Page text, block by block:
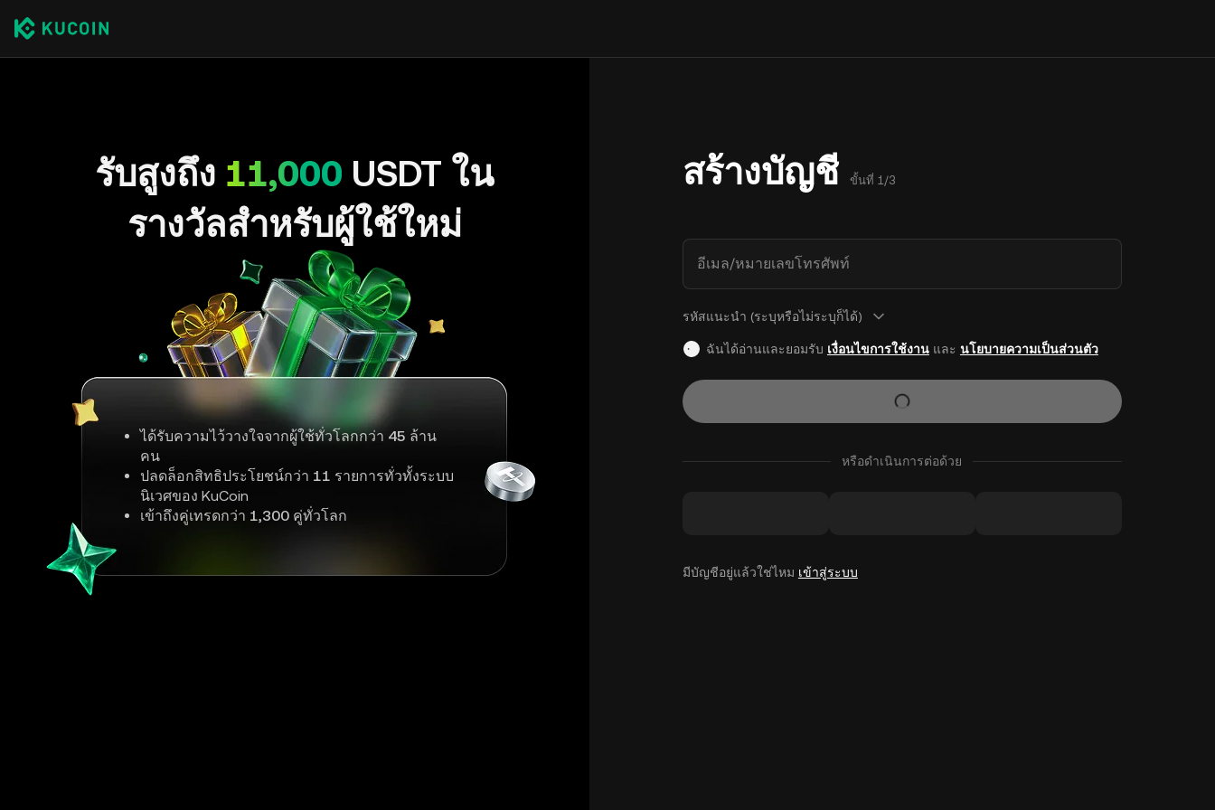
รับสูงถึง 11,000 USDT ใน
รางวัลสำหรับผู้ใช้ใหม่
ได้รับความไว้วางใจจากผู้ใช้ทั่วโลกกว่า 45 ล้าน
คน
ปลดล็อกสิทธิประโยชน์กว่า 11 รายการทั่วทั้งระบบ
นิเวศของ KuCoin
เข้าถึงคู่เทรดกว่า 1,300คู่ทั่วโลก
สร้างบัญชี ขั้นที่ 1/3
อีเมล/หมายเลขโทรศัพท์
รหัสแนะนำ (ระบุหรือไม่ระบุก็ได้)
ฉันได้อ่านและยอมรับ เงื่อนไขการใช้งานและ นโยบายความเป็นส่วนตัว
หรือดำเนินการต่อด้วย
มีบัญชีอยู่แล้วใช่ไหม เข้าสู่ระบบ